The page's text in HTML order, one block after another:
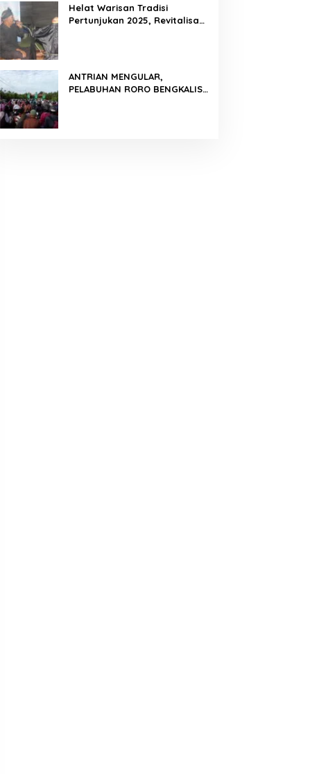
Helat Warisan Tradisi
Pertunjukan 2025, Revitalisasi
ANTRIAN MENGULAR,
PELABUHAN RORO BENGKALIS